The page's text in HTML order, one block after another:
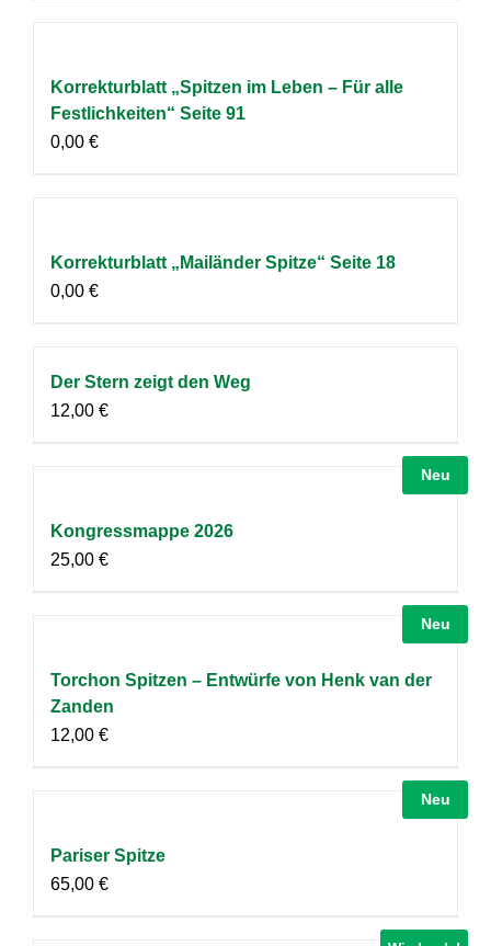
Korrekturblatt „Spitzen im Leben – Für alle
Festlichkeiten“ Seite 91
0,00 €
Korrekturblatt „Mailänder Spitze“ Seite 18
0,00 €
Der Stern zeigt den Weg
12,00 €
Neu
Kongressmappe 2026
25,00 €
Neu
Torchon Spitzen – Entwürfe von Henk van der
Zanden
12,00 €
Neu
Pariser Spitze
65,00 €